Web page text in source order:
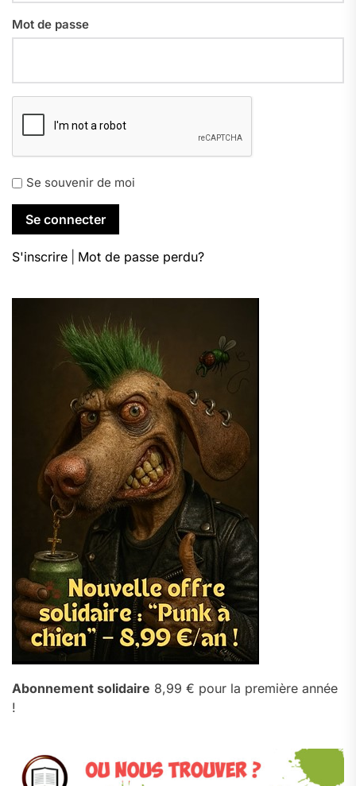
Mot de passe
Se souvenir de moi
S'inscrire Mot de passe perdu?
Abonnement solidaire 8,99 € pour la première année
!